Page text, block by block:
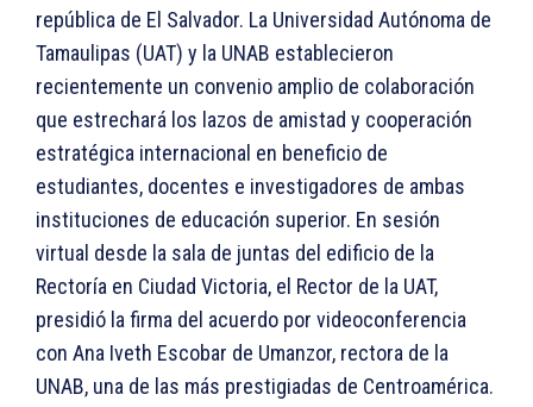
república de El Salvador. La Universidad Autónoma de
Tamaulipas (UAT) y la UNAB establecieron
recientemente un convenio amplio de colaboración
que estrechará los lazos de amistad y cooperación
estratégica internacional en beneficio de
estudiantes, docentes e investigadores de ambas
instituciones de educación superior. En sesión
virtual desde la sala de juntas del edificio de la
Rectoría en Ciudad Victoria, el Rector de la UAT,
presidió la firma del acuerdo por videoconferencia
con Ana Iveth Escobar de Umanzor, rectora de la
UNAB, una de las más prestigiadas de Centroamérica.